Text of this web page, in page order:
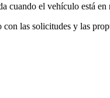
cuando el vehículo está
las solicitudes y las